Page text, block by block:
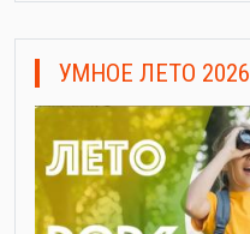
УМНОЕ ЛЕТО 2026